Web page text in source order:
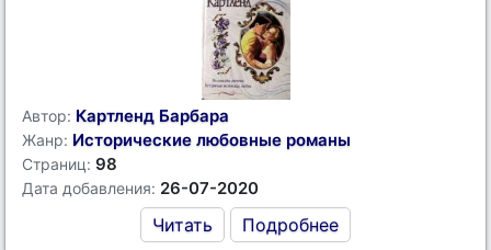
Автор: Картленд Барбара
Жанр: Исторические любовные романы
Страниц: 98
Дата добавления: 26-07-2020
Читать Подробнее